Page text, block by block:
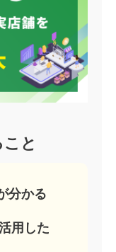
と
分かる
用した